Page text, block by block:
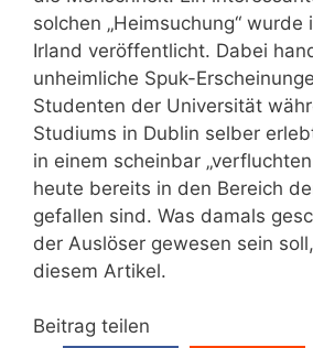
solchen „Heimsuchung“ wurde
Irland veröffentlicht. Dabei
unheimliche Spuk-
Studenten der Universität
Studiums in Dublin selber
in einem scheinbar
heute bereits in den Bereich
gefallen sind. Was damals
der Auslöser gewesen sein
diesem Artikel.
Beitrag teilen